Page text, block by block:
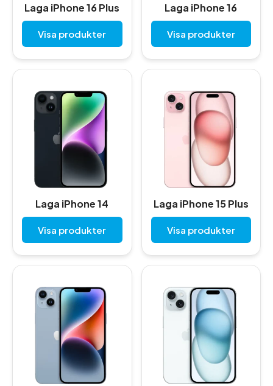
Laga iPhone 16 Plus
Visa produkter
Laga iPhone 16
Visa produkter
Laga iPhone 14
Visa produkter
Laga iPhone 15 Plus
Visa produkter